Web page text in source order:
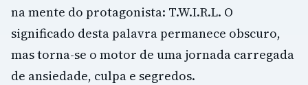
na mente do protagonista: T.W.I.R.L. O
significado desta palavra permanece obscuro,
mas torna-se o motor de uma jornada carregada
de ansiedade, culpa e segredos.